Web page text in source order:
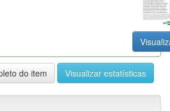
do item Visualizar estatísticas